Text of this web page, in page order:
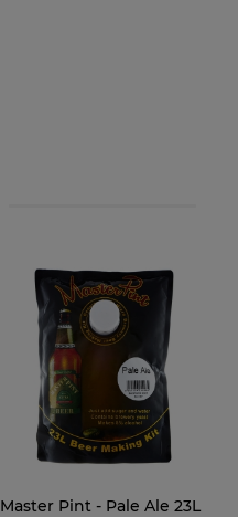
Master Pint - Pale Ale 23L